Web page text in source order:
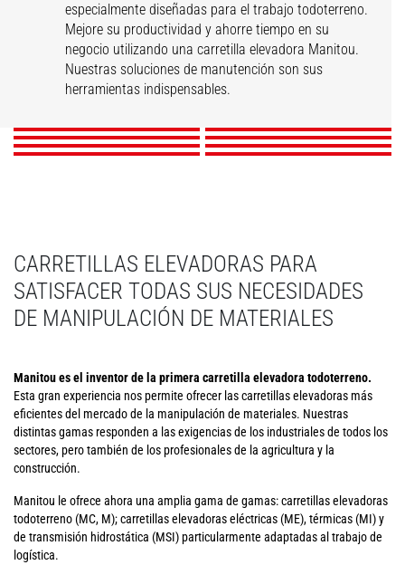
especialmente diseñadas para el trabajo todoterreno.
Mejore su productividad y ahorre tiempo en su
negocio utilizando una carretilla elevadora Manitou.
Nuestras soluciones de manutención son sus
herramientas indispensables.
MI
MSI
DESCUBRIR
MH
DESCUBRIR
MI-X
DESCUBRIR
MC-X
DESCUBRIR
M-X
DESCUBRIR DESCUBRIR
CARRETILLAS ELEVADORAS PARA
SATISFACER TODAS SUS NECESIDADES
DE MANIPULACIÓN DE MATERIALES
Manitou es el inventor de la primera carretilla elevadora todoterreno.
Esta gran experiencia nos permite ofrecer las carretillas elevadoras más
eficientes del mercado de la manipulación de materiales. Nuestras
distintas gamas responden a las exigencias de los industriales de todos los
sectores, pero también de los profesionales de la agricultura y la
construcción.
Manitou le ofrece ahora una amplia gama de gamas: carretillas elevadoras
todoterreno (MC, M); carretillas elevadoras eléctricas (ME), térmicas (MI) y
de transmisión hidrostática (MSI) particularmente adaptadas al trabajo de
logística.